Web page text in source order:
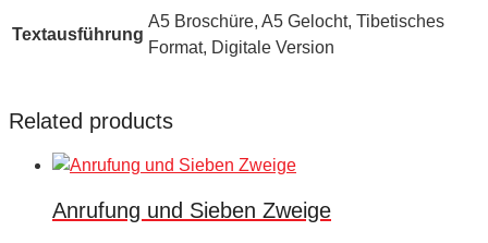
Textausführung
A5 Broschüre, A5 Gelocht, Tibetisches
Format, Digitale Version
Related products
Anrufung und Sieben Zweige